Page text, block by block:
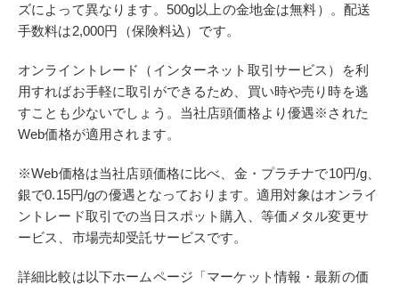
ズによって異なります。500g以上の金地金は無料）。配送
手数料は2,000円（保険料込）です。
オンライントレード（インターネット取引サービス）を利
用すればお手軽に取引ができるため、買い時や売り時を逃
すことも少ないでしょう。当社店頭価格より優遇※された
Web価格が適用されます。
※Web価格は当社店頭価格に比べ、金・プラチナで10円/g、
銀で0.15円/gの優遇となっております。適用対象はオンライ
ントレード取引での当日スポット購入、等価メタル変更サ
ービス、市場売却受託サービスです。
詳細比較は以下ホームページ「マーケット情報・最新の価